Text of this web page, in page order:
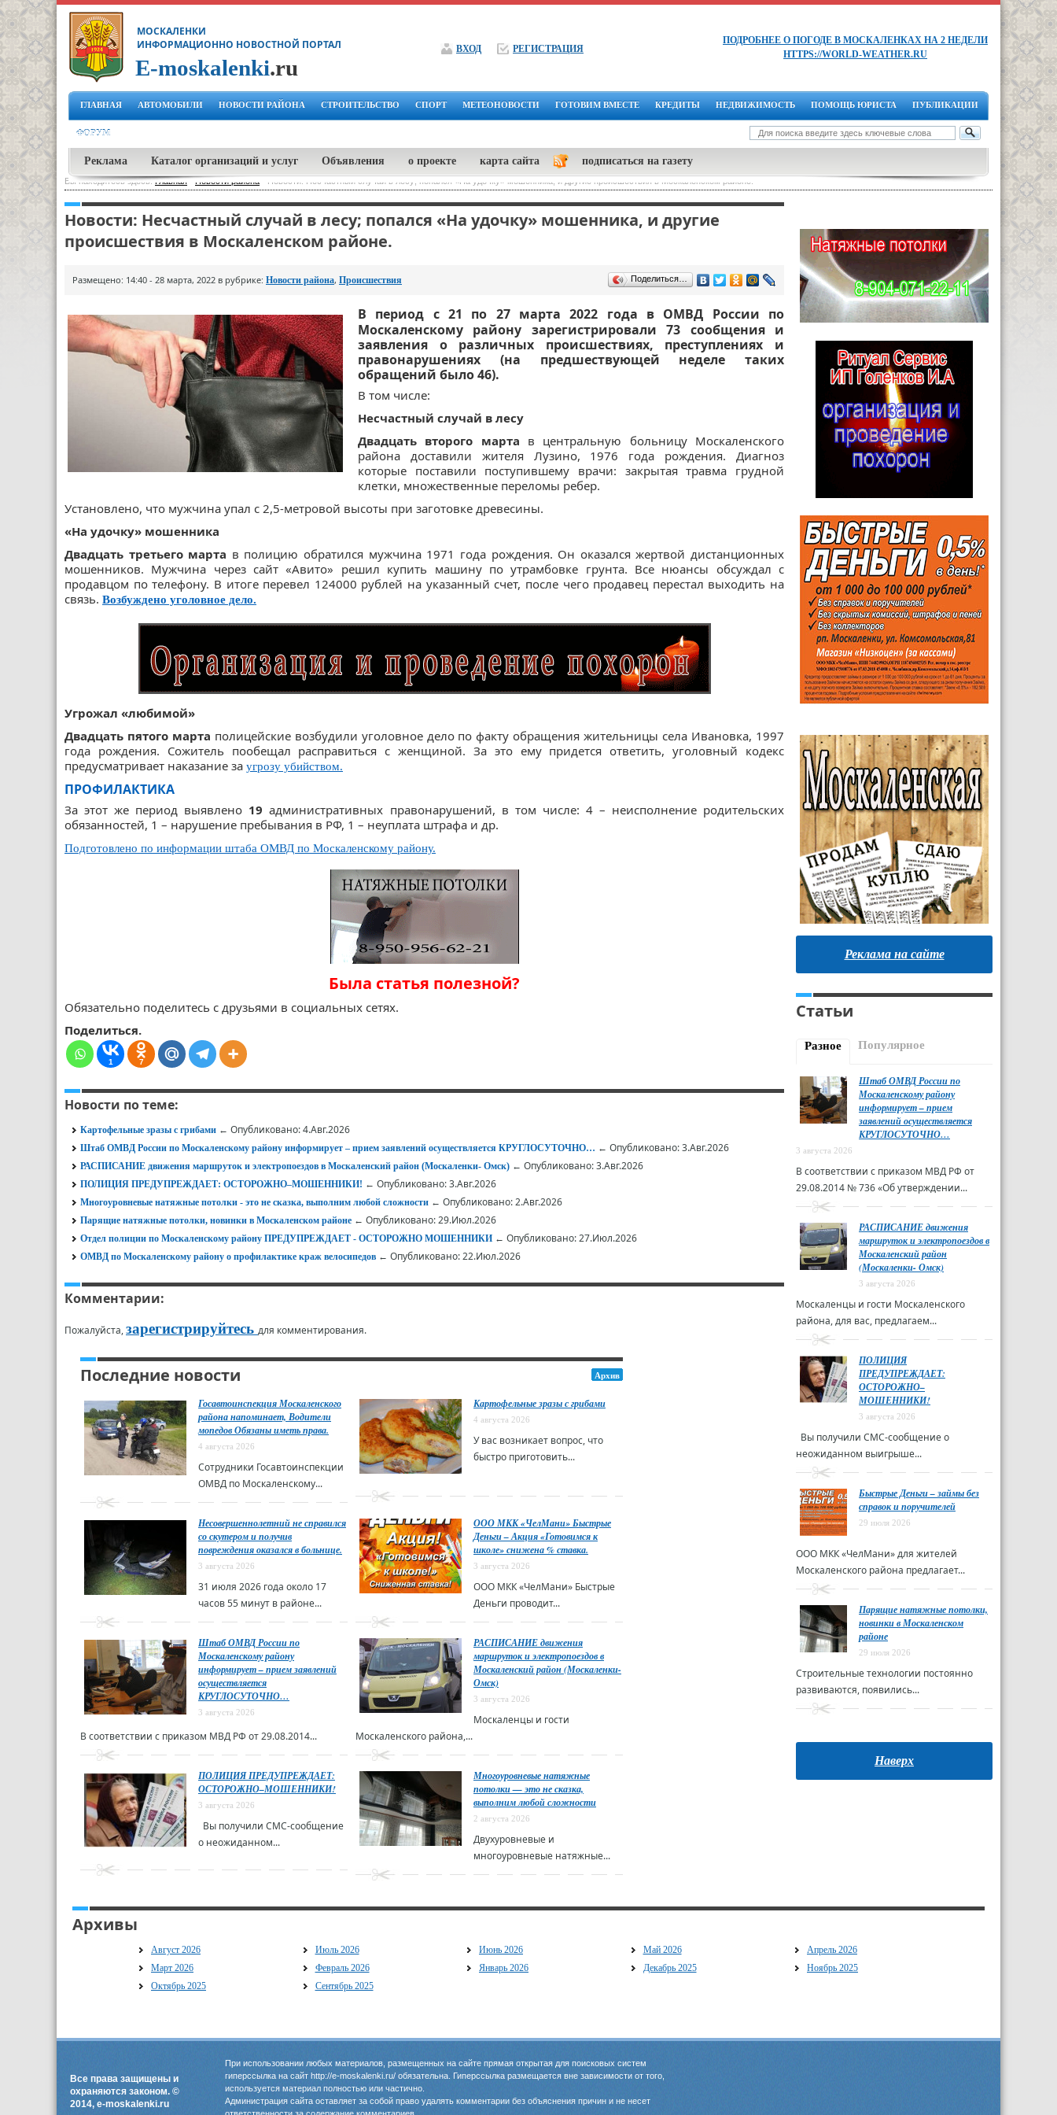
ВХОД РЕГИСТРАЦИЯ
МОСКАЛЕНКИ
ИНФОРМАЦИОННО НОВОСТНОЙ ПОРТАЛ
E-moskalenki.ru
ПОДРОБНЕЕ О ПОГОДЕ В МОСКАЛЕНКАХ НА 2 НЕДЕЛИ
HTTPS://WORLD-WEATHER.RU
ГЛАВНАЯ АВТОМОБИЛИ НОВОСТИ РАЙОНА СТРОИТЕЛЬСТВО СПОРТ МЕТЕОНОВОСТИ ГОТОВИМ ВМЕСТЕ КРЕДИТЫ НЕДВИЖИМОСТЬ ПОМОЩЬ ЮРИСТА ПУБЛИКАЦИИ
ФОРУМ
Реклама Каталог организаций и услуг Объявления о проекте карта сайта подписаться на газету
Вы находитесь здесь:Главная-Новости района Новости: Несчастный случай в лесу; попался «На удочку» мошенника, и другие происшествия в Москаленском районе.
Новости: Несчастный случай в лесу; попался «На удочку» мошенника, и другие
происшествия в Москаленском районе.
Размещено: 14:40 - 28 марта, 2022 в рубрике: Новости района, Происшествия Поделиться…
В период с 21 по 27 марта 2022 года в ОМВД России по
Москаленскому району зарегистрировали 73 сообщения и
заявления о различных происшествиях, преступлениях и
правонарушениях (на предшествующей неделе таких
обращений было 46).
В том числе:
Несчастный случай в лесу
Двадцать второго марта в центральную больницу Москаленского
района доставили жителя Лузино, 1976 года рождения. Диагноз
которые поставили поступившему врачи: закрытая травма грудной
клетки, множественные переломы ребер.
Установлено, что мужчина упал с 2,5-метровой высоты при заготовке древесины.
«На удочку» мошенника
Двадцать третьего марта в полицию обратился мужчина 1971 года рождения. Он оказался жертвой дистанционных
мошенников. Мужчина через сайт «Авито» решил купить машину по утрамбовке грунта. Все нюансы обсуждал с
продавцом по телефону. В итоге перевел 124000 рублей на указанный счет, после чего продавец перестал выходить на
связь. Возбуждено уголовное дело.
Угрожал «любимой»
Двадцать пятого марта полицейские возбудили уголовное дело по факту обращения жительницы села Ивановка, 1997
года рождения. Сожитель пообещал расправиться с женщиной. За это ему придется ответить, уголовный кодекс
предусматривает наказание за угрозу убийством.
ПРОФИЛАКТИКА
За этот же период выявлено 19 административных правонарушений, в том числе: 4 – неисполнение родительских
обязанностей, 1 – нарушение пребывания в РФ, 1 – неуплата штрафа и др.
Подготовлено по информации штаба ОМВД по Москаленскому району.
Была статья полезной?
Обязательно поделитесь с друзьями в социальных сетях.
Поделиться.
1 7
Новости по теме:
Картофельные зразы с грибами ← Опубликовано: 4.Авг.2026
Штаб ОМВД России по Москаленскому району информирует – прием заявлений осуществляется КРУГЛОСУТОЧНО… ← Опубликовано: 3.Авг.2026
РАСПИСАНИЕ движения маршруток и электропоездов в Москаленский район (Москаленки- Омск) ← Опубликовано: 3.Авг.2026
ПОЛИЦИЯ ПРЕДУПРЕЖДАЕТ: ОСТОРОЖНО–МОШЕННИКИ! ← Опубликовано: 3.Авг.2026
Многоуровневые натяжные потолки - это не сказка, выполним любой сложности ← Опубликовано: 2.Авг.2026
Парящие натяжные потолки, новинки в Москаленском районе ← Опубликовано: 29.Июл.2026
Отдел полиции по Москаленскому району ПРЕДУПРЕЖДАЕТ - ОСТОРОЖНО МОШЕННИКИ ← Опубликовано: 27.Июл.2026
ОМВД по Москаленскому району о профилактике краж велосипедов ← Опубликовано: 22.Июл.2026
Комментарии:
Пожалуйста,зарегистрируйтесь для комментирования.
Последние новости Архив
Госавтоинспекция Москаленского
района напоминает, Водители
мопедов Обязаны иметь права.
4 августа 2026
Сотрудники Госавтоинспекции
ОМВД по Москаленскому...
Картофельные зразы с грибами
4 августа 2026
У вас возникает вопрос, что
быстро приготовить...
Несовершеннолетний не справился
со скутером и получив
повреждения оказался в больнице.
3 августа 2026
31 июля 2026 года около 17
часов 55 минут в районе...
ООО МКК «ЧелМани» Быстрые
Деньги – Акция «Готовимся к
школе» снижена % ставка.
3 августа 2026
ООО МКК «ЧелМани» Быстрые
Деньги проводит...
Штаб ОМВД России по
Москаленскому району
информирует – прием заявлений
осуществляется
КРУГЛОСУТОЧНО…
3 августа 2026
В соответствии с приказом МВД РФ от 29.08.2014...
РАСПИСАНИЕ движения
маршруток и электропоездов в
Москаленский район (Москаленки-
Омск)
3 августа 2026
Москаленцы и гости
Москаленского района,...
ПОЛИЦИЯ ПРЕДУПРЕЖДАЕТ:
ОСТОРОЖНО–МОШЕННИКИ!
3 августа 2026
Вы получили СМС-сообщение
о неожиданном...
Многоуровневые натяжные
потолки — это не сказка,
выполним любой сложности
2 августа 2026
Двухуровневые и
многоуровневые натяжные...
Реклама на сайте
Статьи
Разное Популярное
Штаб ОМВД России по
Москаленскому району
информирует – прием
заявлений осуществляется
КРУГЛОСУТОЧНО…
3 августа 2026
В соответствии с приказом МВД РФ от
29.08.2014 № 736 «Об утверждении...
РАСПИСАНИЕ движения
маршруток и электропоездов в
Москаленский район
(Москаленки- Омск)
3 августа 2026
Москаленцы и гости Москаленского
района, для вас, предлагаем...
ПОЛИЦИЯ
ПРЕДУПРЕЖДАЕТ:
ОСТОРОЖНО–
МОШЕННИКИ!
3 августа 2026
Вы получили СМС-сообщение о
неожиданном выигрыше...
Быстрые Деньги – займы без
справок и поручителей
29 июля 2026
ООО МКК «ЧелМани» для жителей
Москаленского района предлагает...
Парящие натяжные потолки,
новинки в Москаленском
районе
29 июля 2026
Строительные технологии постоянно
развиваются, появились...
Наверх
Архивы
Август 2026 Июль 2026 Июнь 2026 Май 2026
Апрель 2026
Март 2026
Февраль 2026 Январь 2026 Декабрь 2025
Ноябрь 2025
Октябрь 2025
Сентябрь 2025
Все права защищены и
охраняются законом. ©
2014, e-moskalenki.ru
При использовании любых материалов, размещенных на сайте прямая открытая для поисковых систем
гиперссылка на сайт http://e-moskalenki.ru/ обязательна. Гиперссылка размещается вне зависимости от того,
используется материал полностью или частично.
Администрация сайта оставляет за собой право удалять комментарии без объяснения причин и не несет